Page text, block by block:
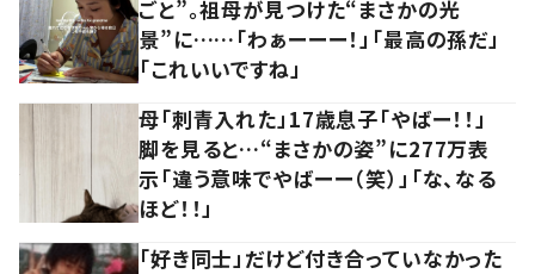
ごと”。祖母が見つけた“まさかの光
景”に……「わぁーーー！」「最高の孫だ」
「これいいですね」
母「刺青入れた」17歳息子「やばー！！」
脚を見ると…“まさかの姿”に277万表
示「違う意味でやばーー（笑）」「な、なる
ほど！！」
「好き同士」だけど付き合っていなかった